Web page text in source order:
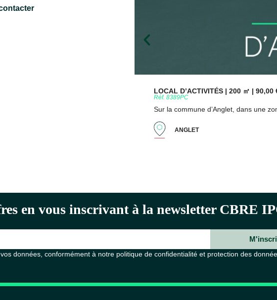
LOCAL D’ACTIVITÉS | 200 ㎡ | 90,00
Réf. 8389PC
Sur la commune d’Anglet, dans une
ANGLET
en vous inscrivant à la newsletter CBRE
données, conformément à notre politique de confidentialité et protection des